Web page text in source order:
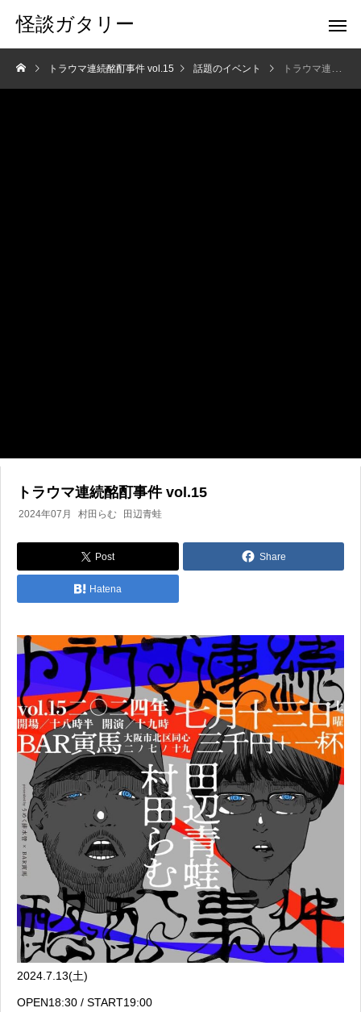
怪談ガタリー
トラウマ連続酩酊事件 vol.15 話題のイベント トラウマ連続酩酊事件 vol.15
トラウマ連続酩酊事件 vol.15
2024年07月 村田らむ 田辺青蛙
Post Share
Hatena
2024.7.13(土)
OPEN18:30 / START19:00